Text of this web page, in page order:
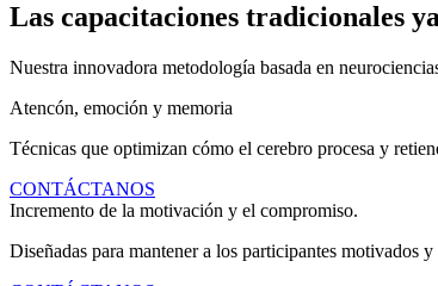
Las capacitaciones tradicionales
Nuestra innovadora metodología basada en
Atencón, emoción y memoria
Técnicas que optimizan cómo el cerebro procesa y
CONTÁCTANOS
Incremento de la motivación y el compromiso.
Diseñadas para mantener a los participantes motivados